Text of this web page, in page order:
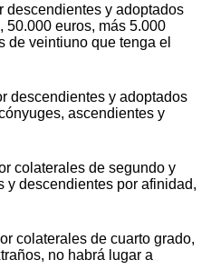
descendientes y adoptados
50.000 euros, más 5.000
de veintiuno que tenga el
descendientes y adoptados
ascendientes y
colaterales de segundo y
y descendientes por afinidad,
colaterales de cuarto grado,
no habrá lugar a